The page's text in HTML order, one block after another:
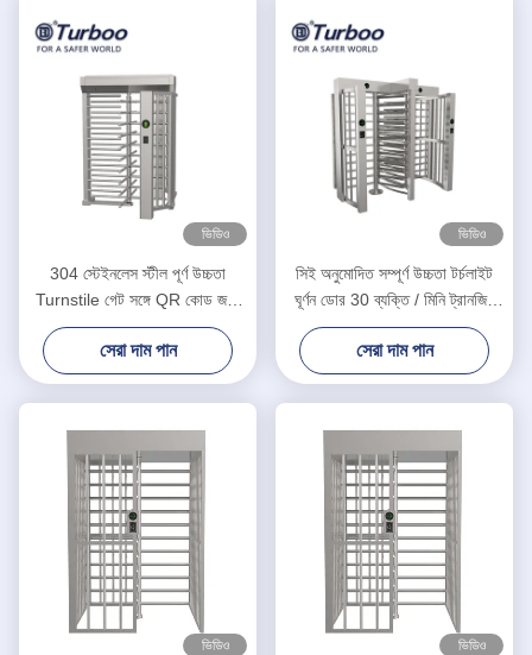
ভিডিও
304 স্টেইনলেস স্টীল পূর্ণ উচ্চতা
Turnstile গেট সঙ্গে QR কোড জন্য
কারাগার / আশপাশ
সেরা দাম পান
ভিডিও
সিই অনুমোদিত সম্পূর্ণ উচ্চতা টর্চলাইট
ঘূর্ণন ডোর 30 ব্যক্তি / মিনি ট্রানজিট
গতি
সেরা দাম পান
ভিডিও ভিডিও